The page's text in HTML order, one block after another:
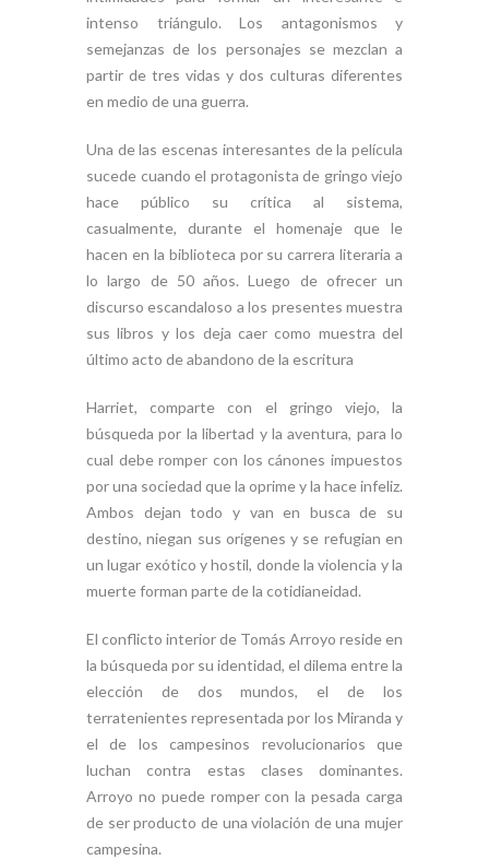
intenso triángulo. Los antagonismos y
semejanzas de los personajes se mezclan a
partir de tres vidas y dos culturas diferentes
en medio de una guerra.
Una de las escenas interesantes de la película
sucede cuando el protagonista de gringo viejo
hace público su crítica al sistema,
casualmente, durante el homenaje que le
hacen en la biblioteca por su carrera literaria a
lo largo de 50 años. Luego de ofrecer un
discurso escandaloso a los presentes muestra
sus libros y los deja caer como muestra del
último acto de abandono de la escritura
Harriet, comparte con el gringo viejo, la
búsqueda por la libertad y la aventura, para lo
cual debe romper con los cánones impuestos
por una sociedad que la oprime y la hace infeliz.
Ambos dejan todo y van en busca de su
destino, niegan sus orígenes y se refugian en
un lugar exótico y hostil, donde la violencia y la
muerte forman parte de la cotidianeidad.
El conflicto interior de Tomás Arroyo reside en
la búsqueda por su identidad, el dilema entre la
elección de dos mundos, el de los
terratenientes representada por los Miranda y
el de los campesinos revolucionarios que
luchan contra estas clases dominantes.
Arroyo no puede romper con la pesada carga
de ser producto de una violación de una mujer
campesina.